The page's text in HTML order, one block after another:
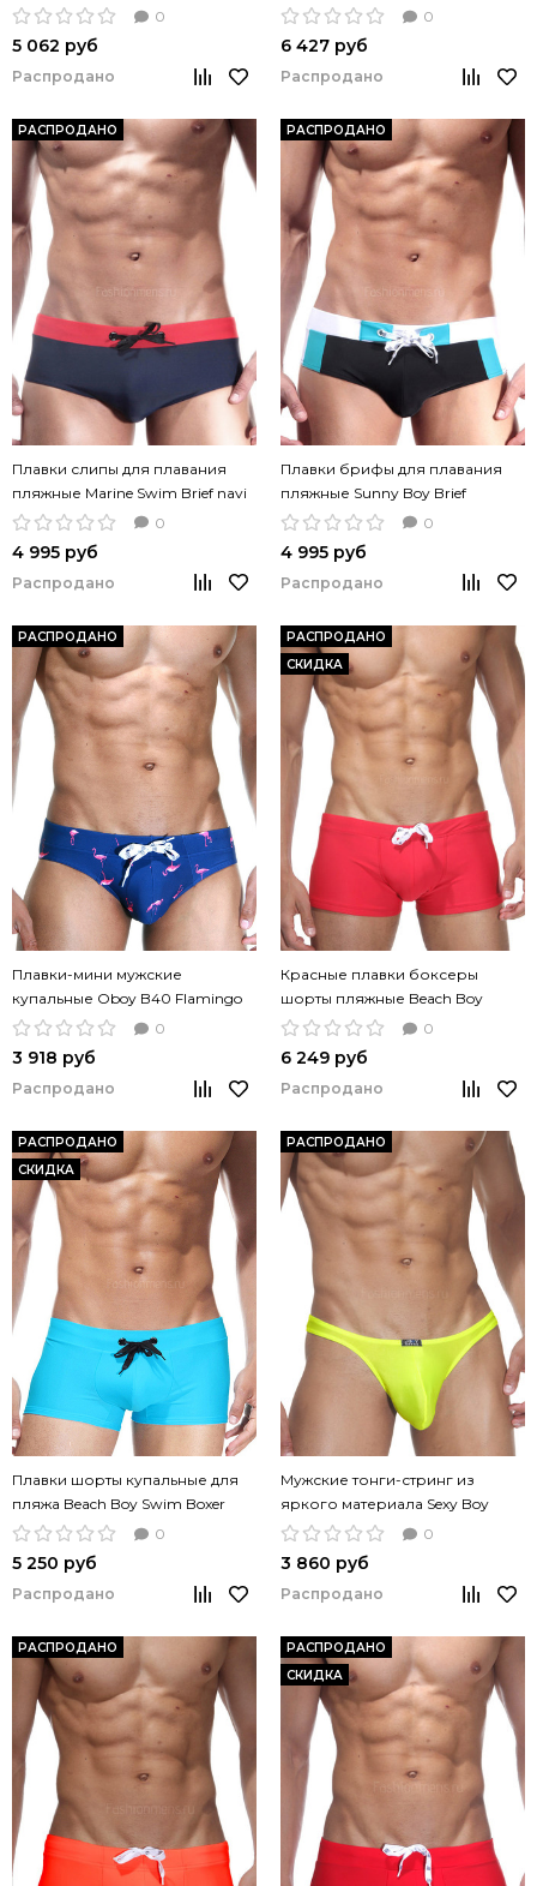
Swimwear navi
0
5 062 руб
Распродано
khaki red
0
6 427 руб
Распродано
РАСПРОДАНО
Плавки слипы для плавания
пляжные Marine Swim Brief navi
красная резинка
0
4 995 руб
Распродано
РАСПРОДАНО
Плавки брифы для плавания
пляжные Sunny Boy Brief
контрастные вставки
0
4 995 руб
Распродано
РАСПРОДАНО
Плавки-мини мужские
купальные Oboy B40 Flamingo
0
3 918 руб
Распродано
РАСПРОДАНО
СКИДКА
Красные плавки боксеры
шорты пляжные Beach Boy
Swim Boxer Red
0
6 249 руб
Распродано
РАСПРОДАНО
СКИДКА
Плавки шорты купальные для
пляжа Beach Boy Swim Boxer
aqua голубой цвет 0
5 250 руб
Распродано
РАСПРОДАНО
Мужские тонги-стринг из
яркого материала Sexy Boy
Thong Neon Yellow
0
3 860 руб
Распродано
РАСПРОДАНО
РАСПРОДАНО
СКИДКА